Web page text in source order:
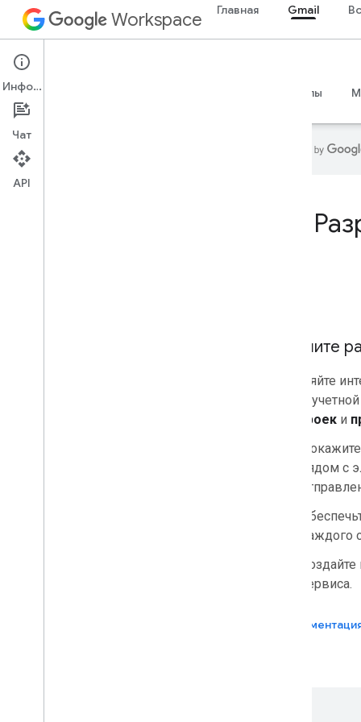
Workspace Главная Gmail
Gmail
Обзор Справочные материалы
Улучшите
Вставляйте
вашей
надстроек и
рядом с
каждого
сервиса.
Информация
Чат
API